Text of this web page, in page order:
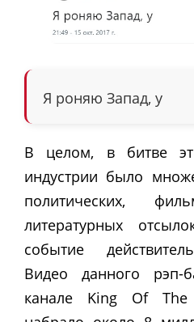
Я роняю Запад, у
В целом, в битве
индустрии было
политических,
литературных
событие
Видео данного рэп-
канале King Of The